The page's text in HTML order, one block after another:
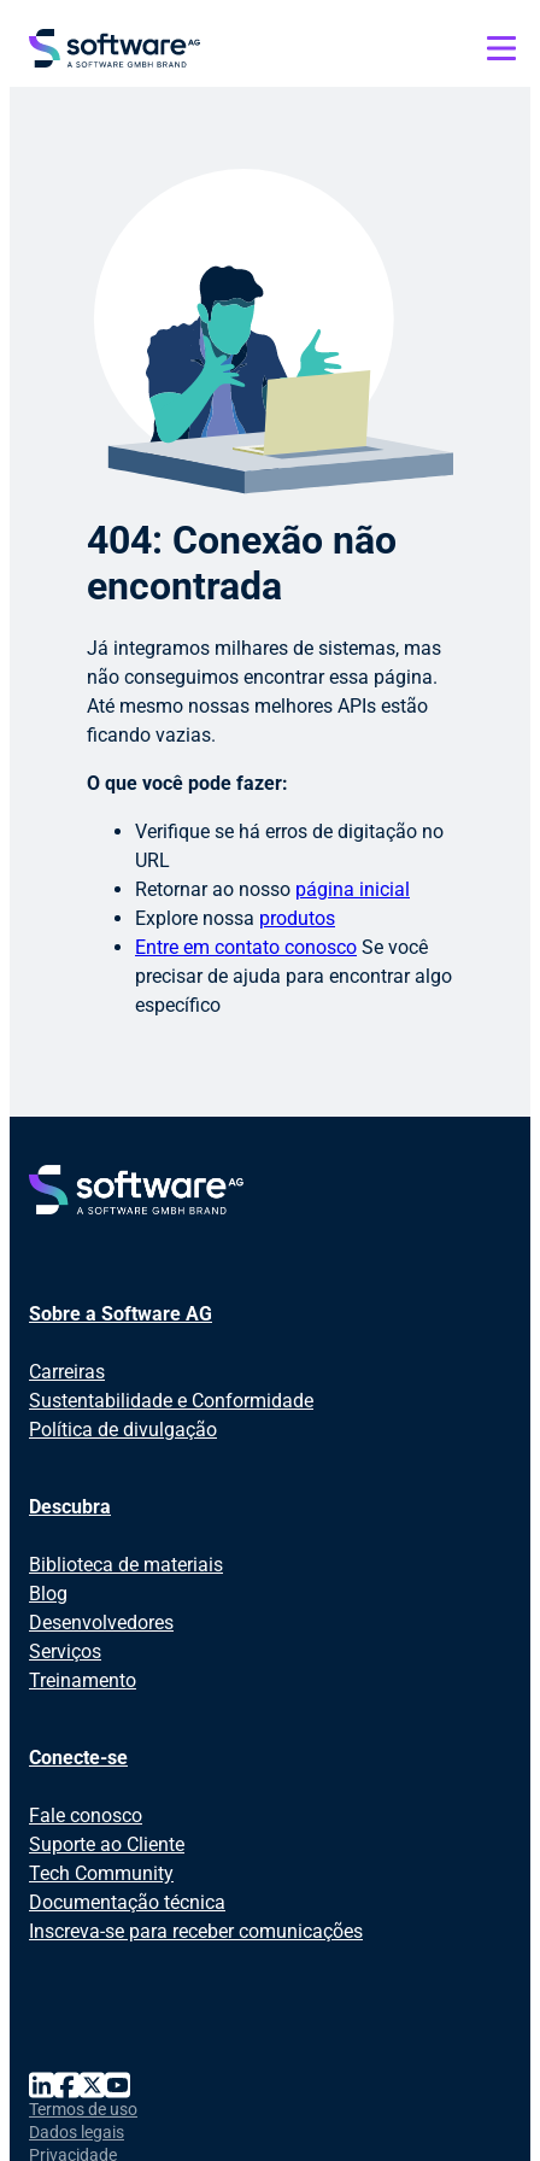
404: Conexão não
encontrada
Já integramos milhares de sistemas, mas
não conseguimos encontrar essa página.
Até mesmo nossas melhores APIs estão
ficando vazias.
O que você pode fazer:
Verifique se há erros de digitação no
URL
Retornar ao nosso página inicial
Explore nossa produtos
Entre em contato conosco Se você
precisar de ajuda para encontrar algo
específico
Sobre a Software AG
Carreiras
Sustentabilidade e Conformidade
Política de divulgação
Descubra
Biblioteca de materiais
Blog
Desenvolvedores
Serviços
Treinamento
Conecte-se
Fale conosco
Suporte ao Cliente
Tech Community
Documentação técnica
Inscreva-se para receber comunicações
Termos de uso
Dados legais
Privacidade